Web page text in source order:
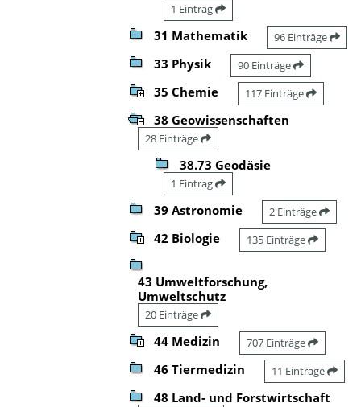
1 Eintrag
31 Mathematik 96 Einträge
33 Physik 90 Einträge
35 Chemie 117 Einträge
38 Geowissenschaften
28 Einträge
38.73 Geodäsie
1 Eintrag
39 Astronomie 2 Einträge
42 Biologie 135 Einträge
43 Umweltforschung,
Umweltschutz
20 Einträge
44 Medizin 707 Einträge
46 Tiermedizin 11 Einträge
48 Land- und Forstwirtschaft